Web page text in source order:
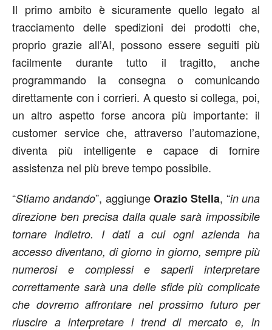
Il primo ambito è sicuramente quello legato al
tracciamento delle spedizioni dei prodotti che,
proprio grazie all’AI, possono essere seguiti più
facilmente durante tutto il tragitto, anche
programmando la consegna o comunicando
direttamente con i corrieri. A questo si collega, poi,
un altro aspetto forse ancora più importante: il
customer service che, attraverso l’automazione,
diventa più intelligente e capace di fornire
assistenza nel più breve tempo possibile.
“Stiamo andando”, aggiungeOrazio Stella, “in una
direzione ben precisa dalla quale sarà impossibile
tornare indietro. I dati a cui ogni azienda ha
accesso diventano, di giorno in giorno, sempre più
numerosi e complessi e saperli interpretare
correttamente sarà una delle sfide più complicate
che dovremo affrontare nel prossimo futuro per
riuscire a interpretare i trend di mercato e, in